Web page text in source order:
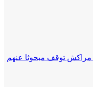
مراكش توقف مبحوثا عنهم